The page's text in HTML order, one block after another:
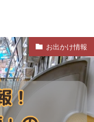
お出かけ情報